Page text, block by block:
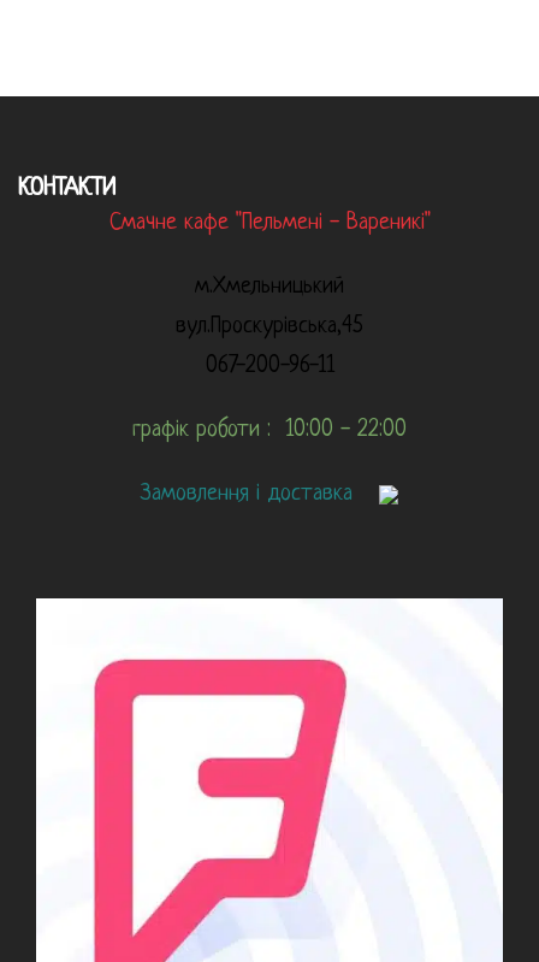
КОНТАКТИ
Смачне кафе "Пельмені - Вареникі"
м.Хмельницький
вул.Проскурівська,45
067-200-96-11
графік роботи : 10:00 - 22:00
Замовлення і доставка